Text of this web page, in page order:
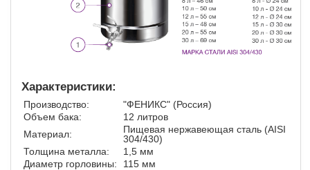
Характеристики:
Производство:
"ФЕНИКС" (Россия)
Объем бака:
12 литров
Материал:
Пищевая нержавеющая сталь (AISI
304/430)
Толщина металла:
1,5 мм
Диаметр горловины:
115 мм